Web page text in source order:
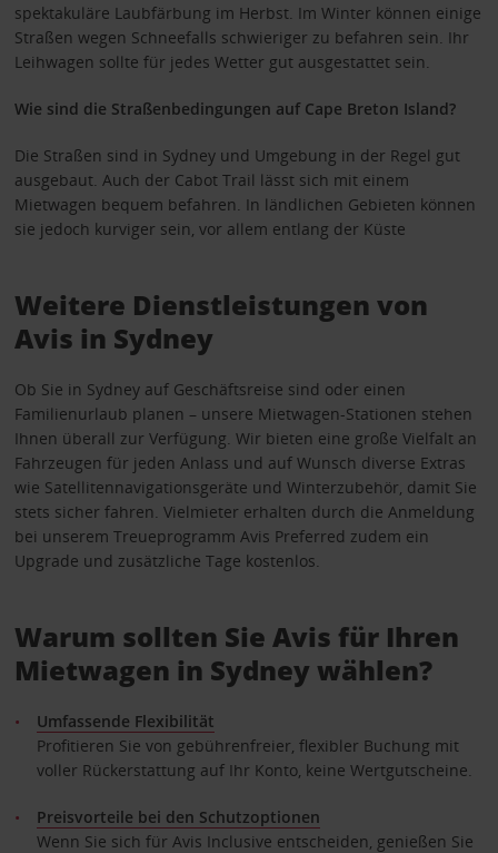
spektakuläre Laubfärbung im Herbst. Im Winter können einige
Straßen wegen Schneefalls schwieriger zu befahren sein. Ihr
Leihwagen sollte für jedes Wetter gut ausgestattet sein.
Wie sind die Straßenbedingungen auf Cape Breton Island?
Die Straßen sind in Sydney und Umgebung in der Regel gut
ausgebaut. Auch der Cabot Trail lässt sich mit einem
Mietwagen bequem befahren. In ländlichen Gebieten können
sie jedoch kurviger sein, vor allem entlang der Küste
Weitere Dienstleistungen von
Avis in Sydney
Ob Sie in Sydney auf Geschäftsreise sind oder einen
Familienurlaub planen – unsere Mietwagen-Stationen stehen
Ihnen überall zur Verfügung. Wir bieten eine große Vielfalt an
Fahrzeugen für jeden Anlass und auf Wunsch diverse Extras
wie Satellitennavigationsgeräte und Winterzubehör, damit Sie
stets sicher fahren. Vielmieter erhalten durch die Anmeldung
bei unserem Treueprogramm Avis Preferred zudem ein
Upgrade und zusätzliche Tage kostenlos.
Warum sollten Sie Avis für Ihren
Mietwagen in Sydney wählen?
Umfassende Flexibilität
Profitieren Sie von gebührenfreier, flexibler Buchung mit
voller Rückerstattung auf Ihr Konto, keine Wertgutscheine.
Preisvorteile bei den Schutzoptionen
Wenn Sie sich für Avis Inclusive entscheiden, genießen Sie